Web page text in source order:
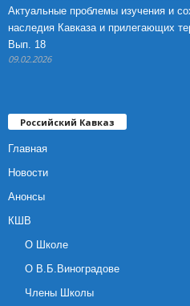
Актуальные проблемы изучения и
наследия Кавказа и прилегающих
Вып. 18
09.02.2026
Российский Кавказ
Главная
Новости
Анонсы
КШВ
О Школе
О В.Б.Виноградове
Члены Школы